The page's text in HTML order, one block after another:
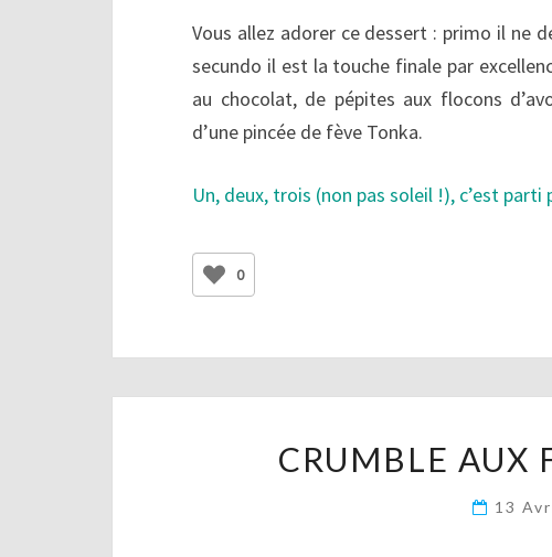
Vous allez adorer ce dessert : primo il ne
secundo il est la touche finale par
au chocolat, de pépites aux flocons
d’une pincée de fève Tonka.
Un, deux, trois (non pas soleil !), c’est
0
CRUMBLE AUX
13